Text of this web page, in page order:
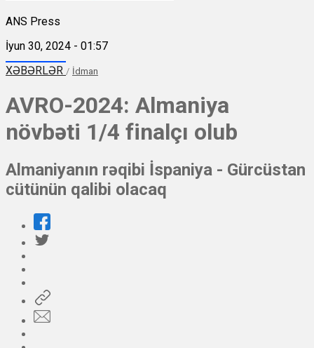
ANS Press
İyun 30, 2024 - 01:57
XƏBƏRLƏR / İdman
AVRO-2024: Almaniya
növbəti 1/4 finalçı olub
Almaniyanın rəqibi İspaniya - Gürcüstan
cütünün qalibi olacaq